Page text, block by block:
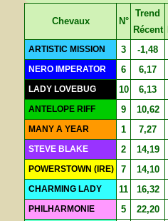
Chevaux N°
Trend
Récent
ARTISTIC MISSION 3 -1,48
NERO IMPERATOR 6 6,17
LADY LOVEBUG 10 6,13
ANTELOPE RIFF 9 10,62
MANY A YEAR 1 7,27
STEVE BLAKE 2 14,19
POWERSTOWN (IRE) 7 14,10
CHARMING LADY 11 16,32
PHILHARMONIE 5 22,20